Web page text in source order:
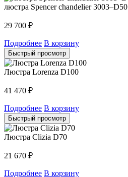
люстра Spencer chandelier 3003–D50
29 700 ₽
Подробнее В корзину
Быстрый просмотр
Люстра Lorenza D100
41 470 ₽
Подробнее В корзину
Быстрый просмотр
Люстра Clizia D70
21 670 ₽
Подробнее В корзину